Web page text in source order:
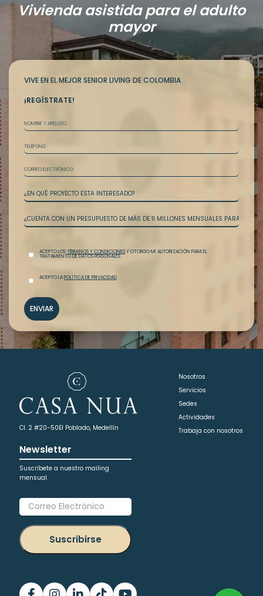
Vivienda asistidapara el adulto
mayor
VIVE EN EL MEJOR SENIOR LIVING DE COLOMBIA
¡REGÍSTRATE!
NOMBRE
Y
TELEFONO
EMAIL
PROYECTO
PRESUPUESTO
ACEPTO LOSTÉRMINOS Y CONDICIONESY OTORGO MI AUTORIZACIÓN PARA EL
TRATAMIENTO DE DATOS PERSONALES
ACEPTO LAPOLÍTICA DE PRIVACIDAD
Cl. 2 #20-50El Poblado, Medellín
Newsletter
Suscríbete a nuestro mailing
mensual.
Suscribirse
Nosotros
Servicios
Sedes
Actividades
Trabaja con nosotros